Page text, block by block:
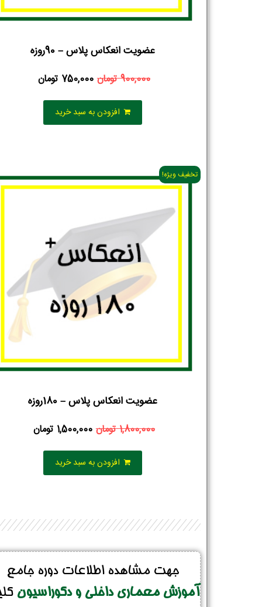
عضویت انعکاس پلاس – 90روزه
900,000تومان 750,000 تومان
افزودن به سبد خرید
تخفیف ویژه!
عضویت انعکاس پلاس – 180روزه
1,800,000تومان 1,500,000 تومان
افزودن به سبد خرید
جهت مشاهده اطلاعات دوره جامع
آموزش معماری داخلی و دکوراسیون